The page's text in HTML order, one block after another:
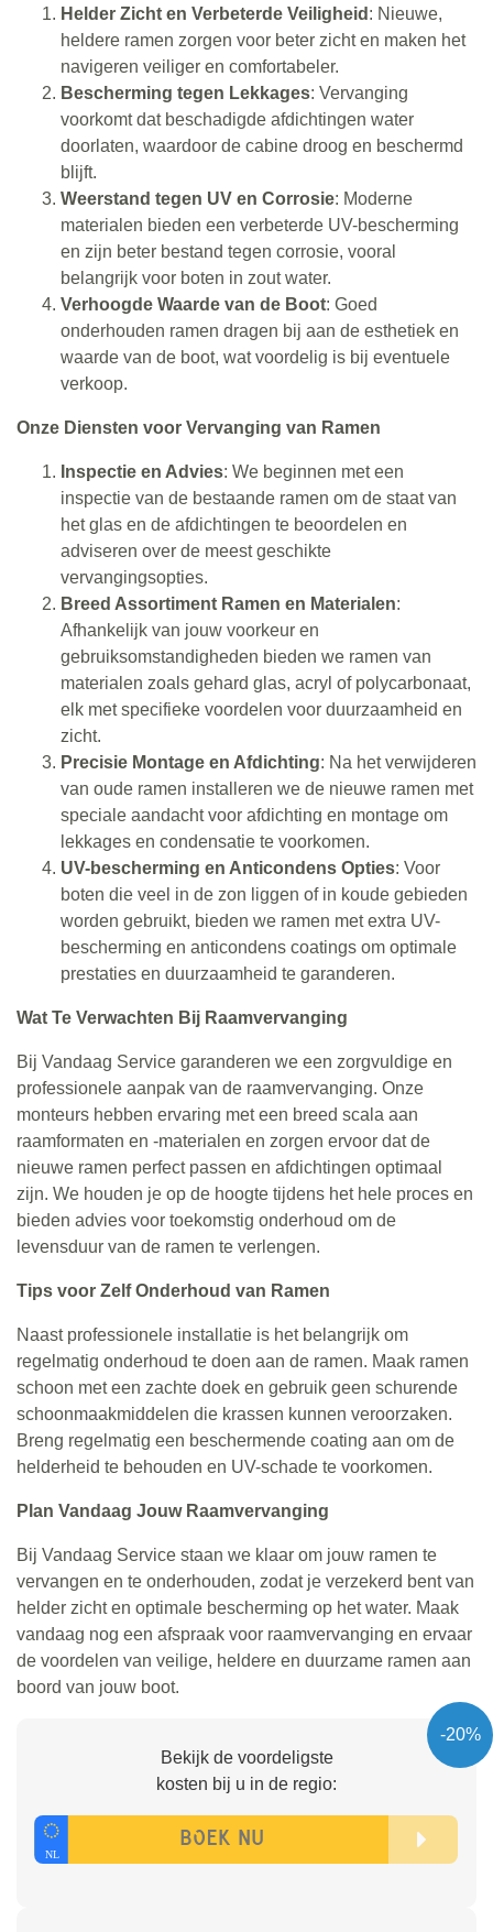
Helder Zicht en Verbeterde Veiligheid : Nieuwe,
heldere ramen zorgen voor beter zicht en maken het
navigeren veiliger en comfortabeler.
Bescherming tegen Lekkages: Vervanging
voorkomt dat beschadigde afdichtingen water
doorlaten, waardoor de cabine droog en beschermd
blijft.
Weerstand tegen UV en Corrosie: Moderne
materialen bieden een verbeterde UV-bescherming
en zijn beter bestand tegen corrosie, vooral
belangrijk voor boten in zout water.
Verhoogde Waarde van de Boot: Goed
onderhouden ramen dragen bij aan de esthetiek en
waarde van de boot, wat voordelig is bij eventuele
verkoop.
Onze Diensten voor Vervanging van Ramen
Inspectie en Advies: We beginnen met een
inspectie van de bestaande ramen om de staat van
het glas en de afdichtingen te beoordelen en
adviseren over de meest geschikte
vervangingsopties.
Breed Assortiment Ramen en Materialen:
Afhankelijk van jouw voorkeur en
gebruiksomstandigheden bieden we ramen van
materialen zoals gehard glas, acryl of polycarbonaat,
elk met specifieke voordelen voor duurzaamheid en
zicht.
Precisie Montage en Afdichting: Na het verwijderen
van oude ramen installeren we de nieuwe ramen met
speciale aandacht voor afdichting en montage om
lekkages en condensatie te voorkomen.
UV-bescherming en Anticondens Opties: Voor
boten die veel in de zon liggen of in koude gebieden
worden gebruikt, bieden we ramen met extra UV-
bescherming en anticondens coatings om optimale
prestaties en duurzaamheid te garanderen.
Wat Te Verwachten Bij Raamvervanging
Bij Vandaag Service garanderen we een zorgvuldige en
professionele aanpak van de raamvervanging. Onze
monteurs hebben ervaring met een breed scala aan
raamformaten en -materialen en zorgen ervoor dat de
nieuwe ramen perfect passen en afdichtingen optimaal
zijn. We houden je op de hoogte tijdens het hele proces en
bieden advies voor toekomstig onderhoud om de
levensduur van de ramen te verlengen.
Tips voor Zelf Onderhoud van Ramen
Naast professionele installatie is het belangrijk om
regelmatig onderhoud te doen aan de ramen. Maak ramen
schoon met een zachte doek en gebruik geen schurende
schoonmaakmiddelen die krassen kunnen veroorzaken.
Breng regelmatig een beschermende coating aan om de
helderheid te behouden en UV-schade te voorkomen.
Plan Vandaag Jouw Raamvervanging
Bij Vandaag Service staan we klaar om jouw ramen te
vervangen en te onderhouden, zodat je verzekerd bent van
helder zicht en optimale bescherming op het water. Maak
vandaag nog een afspraak voor raamvervanging en ervaar
de voordelen van veilige, heldere en duurzame ramen aan
boord van jouw boot.
-20%
Bekijk de voordeligste
kosten bij u in de regio: